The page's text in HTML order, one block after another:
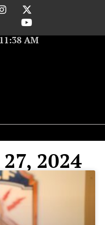
AM
2024